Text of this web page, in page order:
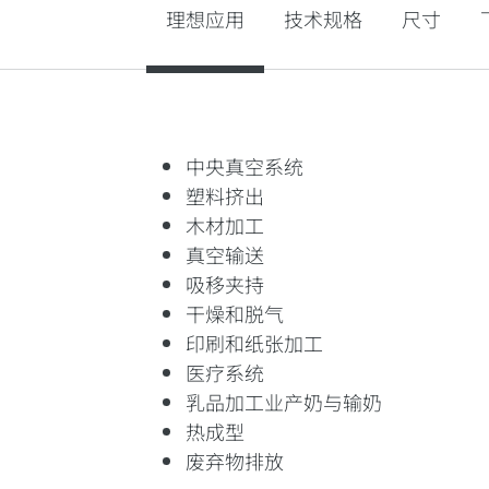
理想应用 技术规格 尺寸
中央真空系统
塑料挤出
木材加工
真空输送
吸移夹持
干燥和脱气
印刷和纸张加工
医疗系统
乳品加工业产奶与输奶
热成型
废弃物排放